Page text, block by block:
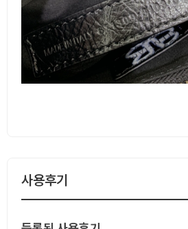
사용후기